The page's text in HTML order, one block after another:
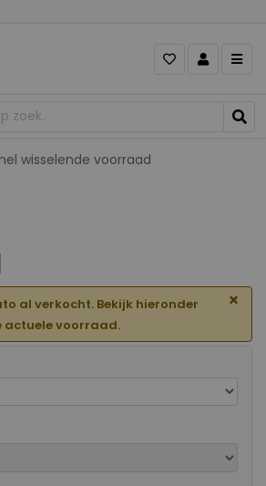
Gevarieerd aanbod
al verkocht. Bekijk hieronder
actuele voorraad.
×